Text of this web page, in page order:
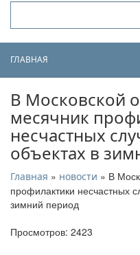
ГЛАВНАЯ
В Московской
месячник
несчастных
объектах в
Главная » новости » В
профилактики несчастных
зимний период
Просмотров: 2423